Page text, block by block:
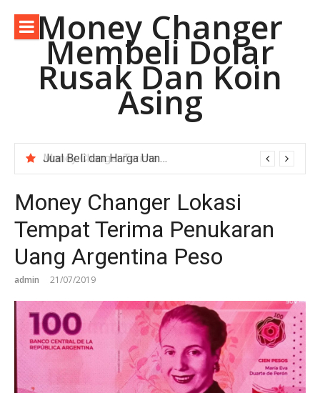
konten Money Changer
Membeli Dolar
Rusak Dan Koin
Asing
Money Changer Terima Dolar Australia Lama.
Money Changer Lokasi
Tempat Terima Penukaran
Uang Argentina Peso
admin 21/07/2019